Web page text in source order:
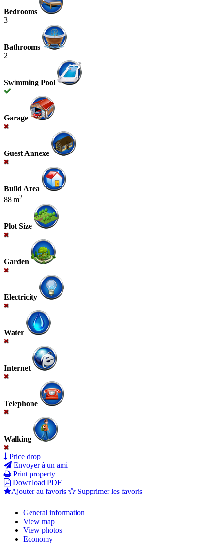
Bedrooms
3
Bathrooms
2
Swimming Pool
Garage
Guest Annexe
Build Area
88 m2
Plot Size
Garden
Electricity
Water
Internet
Telephone
Walking
Price drop
Envoyer à un ami
Print property
Download PDF
Ajouter au favoris
Supprimer les favoris
General information
View map
View photos
Economy